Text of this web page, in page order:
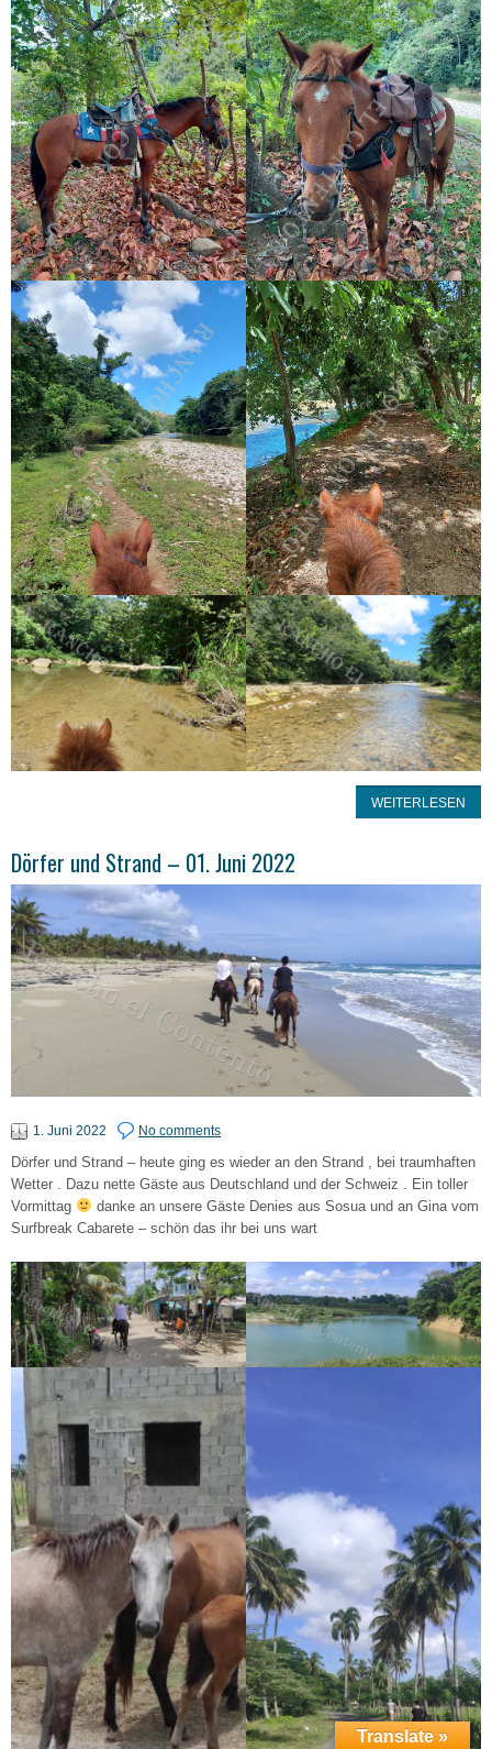
WEITERLESEN
Dörfer und Strand – 01. Juni 2022
1. Juni 2022 No comments
Dörfer und Strand – heute ging es wieder an den Strand , bei traumhaften
Wetter . Dazu nette Gäste aus Deutschland und der Schweiz . Ein toller
Vormittag
danke an unsere Gäste Denies aus Sosua und an Gina vom
Surfbreak Cabarete – schön das ihr bei uns wart
Translate »